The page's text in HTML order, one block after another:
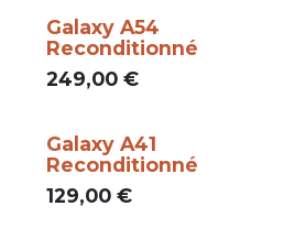
Galaxy A54
Reconditionné
249,00€
Galaxy A41
Reconditionné
129,00€